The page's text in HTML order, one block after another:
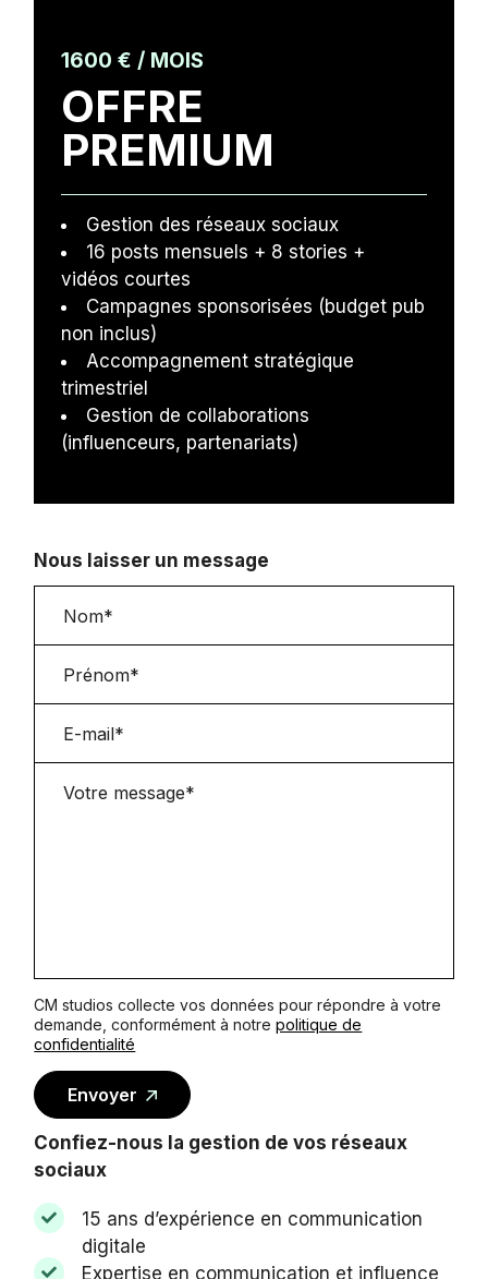
1600 € / MOIS
OFFRE
PREMIUM
Gestion des réseaux sociaux
16 posts mensuels + 8 stories +
vidéos courtes
Campagnes sponsorisées (budget pub
non inclus)
Accompagnement stratégique
trimestriel
Gestion de collaborations
(influenceurs, partenariats)
Nous laisser un message
CM studios collecte vos données pour répondre à votre
demande, conformément à notrepolitique de
confidentialité
Envoyer
Confiez-nous la gestion de vos réseaux
sociaux
15 ans d’expérience en communication
digitale
Expertise en communication et influence